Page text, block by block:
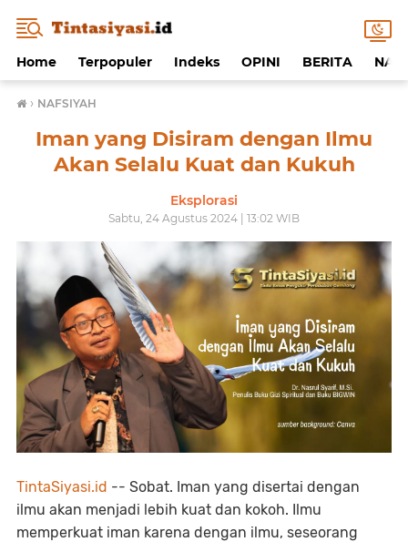
Home Terpopuler Indeks OPINI BERITA
› NAFSIYAH
Iman yang Disiram dengan Ilmu
Akan Selalu Kuat dan Kukuh
Eksplorasi
Sabtu, 24 Agustus 2024 | 13:02 WIB
TintaSiyasi.id -- Sobat. Iman yang disertai dengan
ilmu akan menjadi lebih kuat dan kokoh. Ilmu
memperkuat iman karena dengan ilmu, seseorang